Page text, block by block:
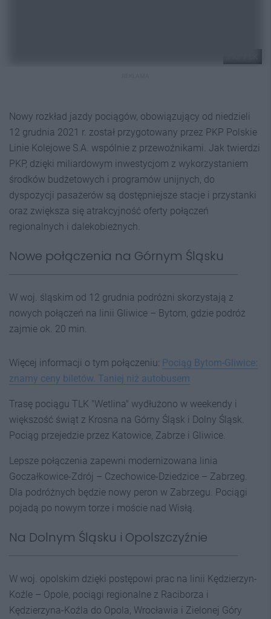
Nowy rozkład jazdy pociągów, obowiązujący od niedzieli
12 grudnia 2021 r. został przygotowany przez PKP Polskie
Linie Kolejowe S.A. wspólnie z przewoźnikami. Jak twierdzi
PKP, dzięki miliardowym inwestycjom z wykorzystaniem
środków budżetowych i programów unijnych, do
dyspozycji pasażerów są dostępniejsze stacje i przystanki
oraz zwiększa się atrakcyjność oferty połączeń
regionalnych i dalekobieżnych.
Nowe połączenia na Górnym Śląsku
W woj. śląskim od 12 grudnia podróżni skorzystają z
nowych połączeń na linii Gliwice – Bytom, gdzie podróż
zajmie ok. 20 min.
Więcej informacji o tym połączeniu: Pociąg Bytom-Gliwice:
znamy ceny biletów. Taniej niż autobusem
Trasę pociągu TLK "Wetlina" wydłużono w weekendy i
większość świąt z Krosna na Górny Śląsk i Dolny Śląsk.
Pociąg przejedzie przez Katowice, Zabrze i Gliwice.
Lepsze połączenia zapewni modernizowana linia
Goczałkowice-Zdrój – Czechowice-Dziedzice – Zabrzeg.
Dla podróżnych będzie nowy peron w Zabrzegu. Pociągi
pojadą po nowym torze i moście nad Wisłą.
Na Dolnym Śląsku i Opolszczyźnie
W woj. opolskim dzięki postępowi prac na linii Kędzierzyn-
Koźle – Opole, pociągi regionalne z Raciborza i
Kędzierzyna-Koźla do Opola, Wrocławia i Zielonej Góry